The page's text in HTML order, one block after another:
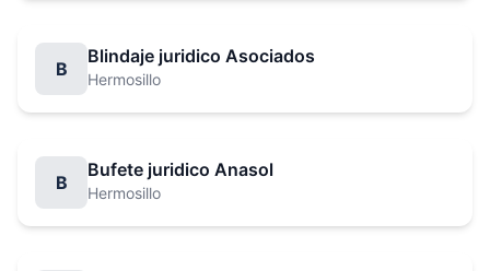
B
Blindaje juridico Asociados
Hermosillo
B
Bufete juridico Anasol
Hermosillo